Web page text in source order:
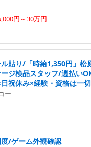
円～30万円
貼り/「時給1,350円」松
ジ検品スタッフ/週払い
祝休み×経験・資格は一
ー
/ゲーム外観確認